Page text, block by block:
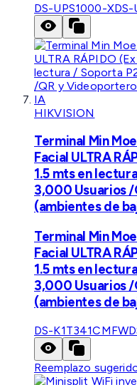
DS-UPS1000-XDS-
HIKVISION
Terminal Min
Facial ULTRA
1.5 mts en
3,000 Usuarios
(ambientes de
Terminal Min
Facial ULTRA
1.5 mts en
3,000 Usuarios
(ambientes de
DS-K1T341CMFW
Reemplazo